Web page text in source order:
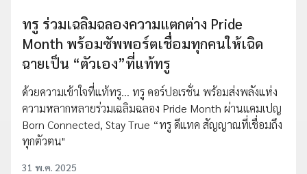
ทรู ร่วมเฉลิมฉลองความแตกต่าง Pride
Month พร้อมซัพพอร์ตเชื่อมทุกคนให้เฉิด
ฉายเป็น “ตัวเอง”ที่แท้ทรู
ด้วยความเข้าใจที่แท้ทรู… ทรู คอร์ปอเรชั่น พร้อมส่งพลังแห่ง
ความหลากหลายร่วมเฉลิมฉลอง Pride Month ผ่านแคมเปญ
Born Connected, Stay True “ทรู ดีแทค สัญญาณที่เชื่อมถึง
ทุกตัวตน"
31 พ.ค. 2025